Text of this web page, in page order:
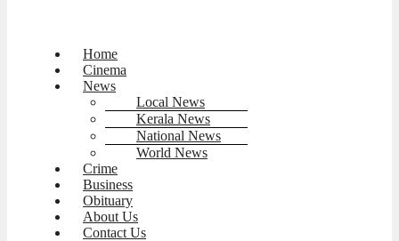
Home
Cinema
News
Local News
Kerala News
National News
World News
Crime
Business
Obituary
About Us
Contact Us